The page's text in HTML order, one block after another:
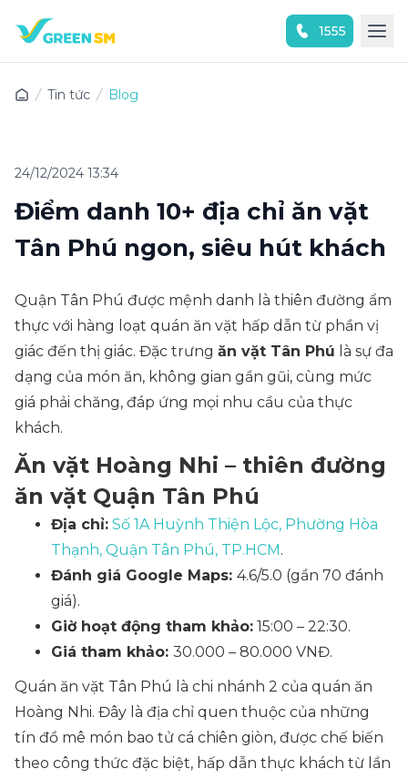
1555
Tin tức Blog
24/12/2024 13:34
Điểm danh 10+ địa chỉ ăn vặt
Tân Phú ngon, siêu hút khách
Quận Tân Phú được mệnh danh là thiên đường ẩm
thực với hàng loạt quán ăn vặt hấp dẫn từ phần vị
giác đến thị giác. Đặc trưng ăn vặt Tân Phú là sự đa
dạng của món ăn, không gian gần gũi, cùng mức
giá phải chăng, đáp ứng mọi nhu cầu của thực
khách.
Ăn vặt Hoàng Nhi – thiên đường
ăn vặt Quận Tân Phú
Địa chỉ: Số 1A Huỳnh Thiện Lộc, Phường Hòa
Thạnh, Quận Tân Phú, TP.HCM.
Đánh giá Google Maps: 4.6/5.0 (gần 70 đánh
giá).
Giờ hoạt động tham khảo: 15:00 – 22:30.
Giá tham khảo: 30.000 – 80.000 VNĐ.
Quán ăn vặt Tân Phú là chi nhánh 2 của quán ăn
Hoàng Nhi. Đây là địa chỉ quen thuộc của những
tín đồ mê món bao tử cá chiên giòn, được chế biến
theo công thức đặc biệt, hấp dẫn thực khách từ lần